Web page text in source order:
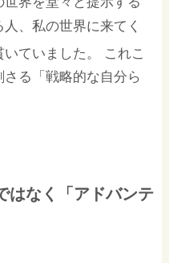
、私の世界に来てく
ていました。 これこ
る「戦略的な自分ら
はなく「アドバンテ